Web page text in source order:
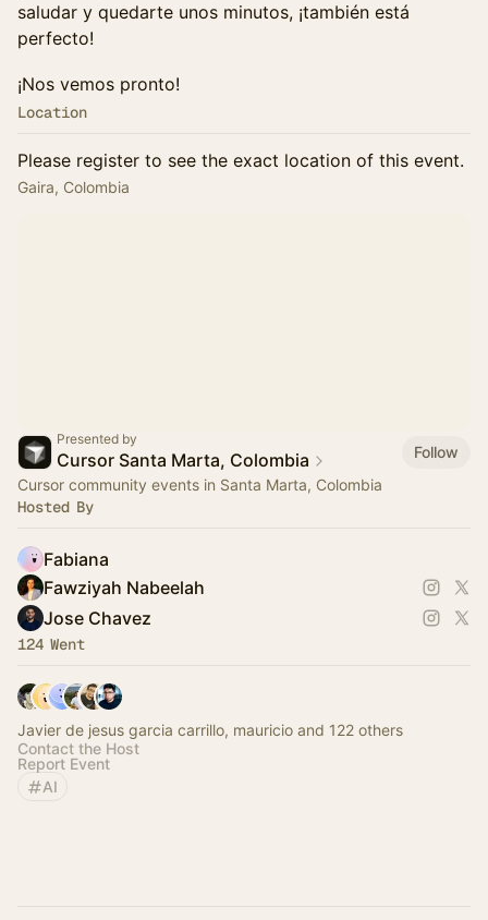
saludar y quedarte unos minutos, ¡también está
perfecto!
¡Nos vemos pronto!
Location
Please register to see the exact location of this event.
Gaira, Colombia
Presented by
Cursor Santa Marta, Colombia
Follow
Cursor community events in Santa Marta, Colombia
Hosted By
Fabiana
Fawziyah Nabeelah
Jose Chavez
124 Went
Javier de jesus garcia carrillo, mauricio and 122 others
Contact the Host
Report Event
AI